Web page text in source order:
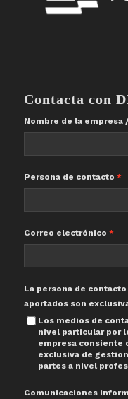
Contacta con
Nombre de la empresa
Persona de contacto
Correo electrónico
La persona de
aportados son
Los medios de
nivel particular por
empresa consiente
exclusiva de
partes a nivel
Comunicaciones